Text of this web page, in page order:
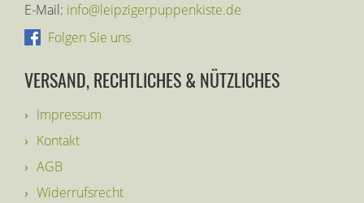
E-Mail: info@leipzigerpuppenkiste.de
Folgen Sie uns
VERSAND, RECHTLICHES & NÜTZLICHES
Impressum
Kontakt
AGB
Widerrufsrecht